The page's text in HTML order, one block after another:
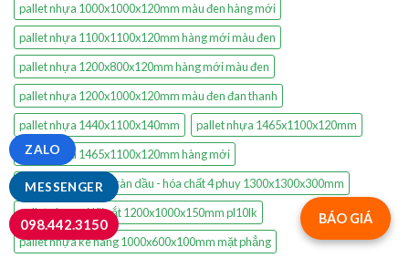
pallet nhựa 1000x1000x120mm màu đen hàng mới
pallet nhựa 1100x1100x120mm hàng mới màu đen
pallet nhựa 1200x800x120mm hàng mới màu đen
pallet nhựa 1200x1000x120mm màu đen đan thanh
pallet nhựa 1440x1100x140mm
pallet nhựa 1465x1100x120mm
pallet nhựa 1465x1100x120mm hàng mới
pallet nhựa chống tràn dầu - hóa chất 4 phuy 1300x1300x300mm
pallet nhựa có lõi sắt 1200x1000x150mm pl10lk
pallet nhựa kê hàng 1000x600x100mm mặt phẳng
BÁO GIÁ
MESSENGER
ZALO
098.442.3150